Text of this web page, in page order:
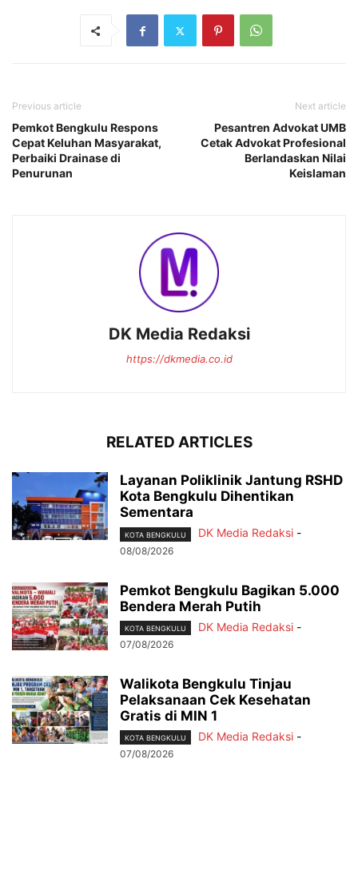
Previous article
Pemkot Bengkulu Respons
Cepat Keluhan Masyarakat,
Perbaiki Drainase di
Penurunan
Next article
Pesantren Advokat UMB
Cetak Advokat Profesional
Berlandaskan Nilai
Keislaman
DK Media Redaksi
https://dkmedia.co.id
RELATED ARTICLES
Layanan Poliklinik Jantung RSHD
Kota Bengkulu Dihentikan
Sementara
KOTA BENGKULU DK Media Redaksi -
08/08/2026
Pemkot Bengkulu Bagikan 5.000
Bendera Merah Putih
KOTA BENGKULU DK Media Redaksi -
07/08/2026
Walikota Bengkulu Tinjau
Pelaksanaan Cek Kesehatan
Gratis di MIN 1
KOTA BENGKULU DK Media Redaksi -
07/08/2026